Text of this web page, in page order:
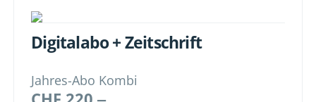
Digitalabo + Zeitschrift
Jahres-Abo Kombi